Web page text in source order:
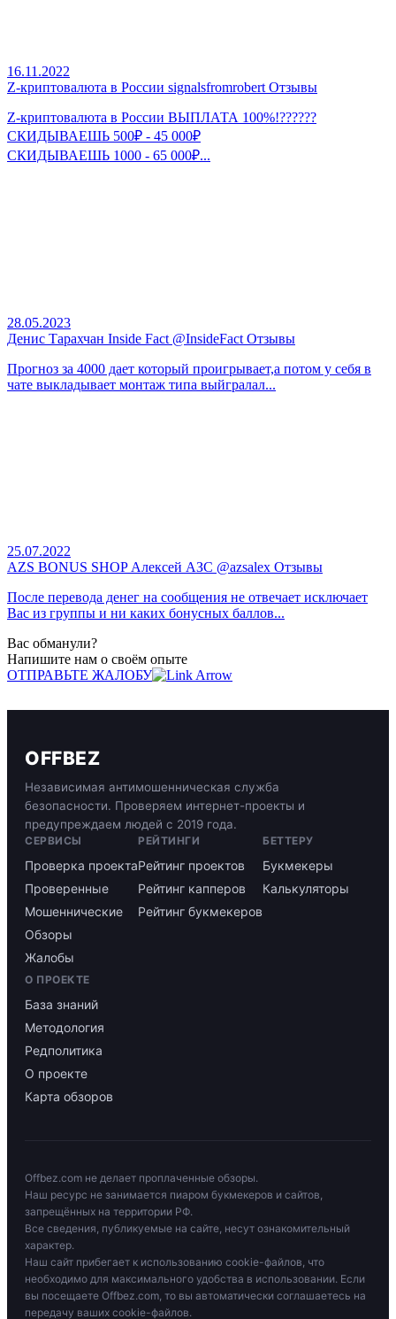
16.11.2022
Z-криптовалюта в России signalsfromrobert Отзывы
Z-криптовалюта в России ВЫПЛАТА 100%!??????
СКИДЫВАЕШЬ 500₽ - 45 000₽
СКИДЫВАЕШЬ 1000 - 65 000₽...
28.05.2023
Денис Тарахчан Inside Fact @InsideFact Отзывы
Прогноз за 4000 дает который проигрывает,а потом у себя в
чате выкладывает монтаж типа выйгралал...
25.07.2022
AZS BONUS SHOP Алексей АЗС @azsalex Отзывы
После перевода денег на сообщения не отвечает исключает
Вас из группы и ни каких бонусных баллов...
Вас обманули?
Напишите нам о своём опыте
ОТПРАВЬТЕ ЖАЛОБУ
OFFBEZ
Независимая антимошенническая служба
безопасности. Проверяем интернет-проекты и
предупреждаем людей с 2019 года.
СЕРВИСЫ
Проверка проекта
Проверенные
Мошеннические
Обзоры
Жалобы
РЕЙТИНГИ
Рейтинг проектов
Рейтинг капперов
Рейтинг букмекеров
БЕТТЕРУ
Букмекеры
Калькуляторы
О ПРОЕКТЕ
База знаний
Методология
Редполитика
О проекте
Карта обзоров
Offbez.com не делает проплаченные обзоры.
Наш ресурс не занимается пиаром букмекеров и сайтов,
запрещённых на территории РФ.
Все сведения, публикуемые на сайте, несут ознакомительный
характер.
Наш сайт прибегает к использованию cookie-файлов, что
необходимо для максимального удобства в использовании. Если
вы посещаете Offbez.com, то вы автоматически соглашаетесь на
передачу ваших cookie-файлов.